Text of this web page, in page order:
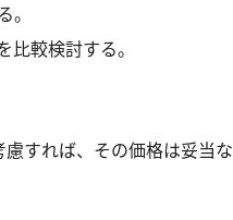
較検討する。
すれば、その価格は妥当な